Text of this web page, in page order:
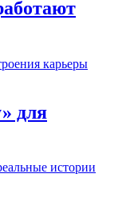
для